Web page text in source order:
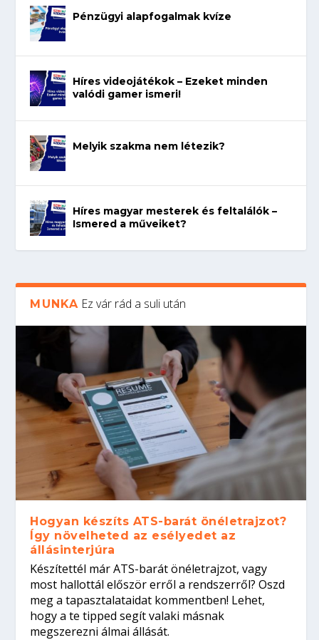
Pénzügyi alapfogalmak kvíze
Híres videojátékok – Ezeket minden
valódi gamer ismeri!
Melyik szakma nem létezik?
Híres magyar mesterek és feltalálók –
Ismered a műveiket?
MUNKA Ez vár rád a suli után
Hogyan készíts ATS-barát önéletrajzot?
Így növelheted az esélyedet az
állásinterjúra
Készítettél már ATS-barát önéletrajzot, vagy
most hallottál először erről a rendszerről? Oszd
meg a tapasztalataidat kommentben! Lehet,
hogy a te tipped segít valaki másnak
megszerezni álmai állását.